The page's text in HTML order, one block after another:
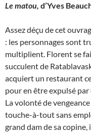
Le matou, d’Yves
Assez déçu de cet
: les personnages sont
multiplient. Florent se
succulent de
acquiert un restaurant
pour en être expulsé
La volonté de
touche-à-tout sans
grand dam de sa